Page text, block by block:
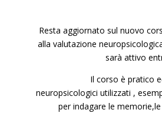
Resta aggiornato sul nuovo
alla valutazione
sarà attivo
Il corso è pratico
neuropsicologici utilizzati ,
per indagare le